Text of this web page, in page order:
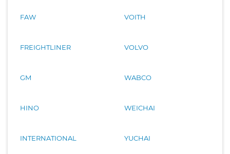
FAW
FREIGHTLINER
GM
HINO
INTERNATIONAL
VOITH
VOLVO
WABCO
WEICHAI
YUCHAI